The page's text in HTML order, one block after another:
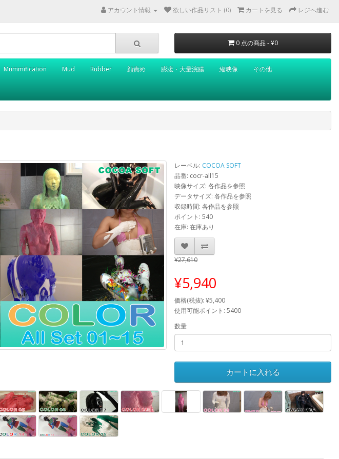
アカウント情報 欲しい作品リスト (0) カートを見る レジへ進む
0 点の商品 - ¥0
Mummification Mud Rubber 顔責め 膨腹・大量浣腸 縦映像 その他
レーベル: COCOA SOFT
品番: cocr-all15
映像サイズ: 各作品を参照
データサイズ: 各作品を参照
収録時間: 各作品を参照
ポイント: 540
在庫: 在庫あり
¥27,610
¥5,940
価格(税抜): ¥5,400
使用可能ポイント: 5400
数量
カートに入れる